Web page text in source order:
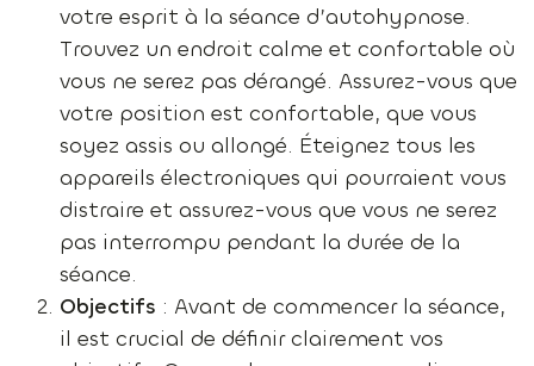
votre esprit à la séance d’autohypnose.
Trouvez un endroit calme et confortable où
vous ne serez pas dérangé. Assurez-vous que
votre position est confortable, que vous
soyez assis ou allongé. Éteignez tous les
appareils électroniques qui pourraient vous
distraire et assurez-vous que vous ne serez
pas interrompu pendant la durée de la
séance.
Objectifs : Avant de commencer la séance,
il est crucial de définir clairement vos